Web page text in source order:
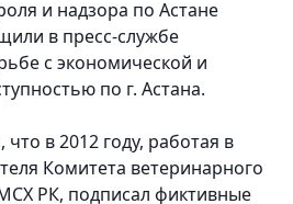
и надзора по Астане
в пресс-службе
с экономической и
по г. Астана.
в 2012 году, работая в
Комитета ветеринарного
РК, подписал фиктивные